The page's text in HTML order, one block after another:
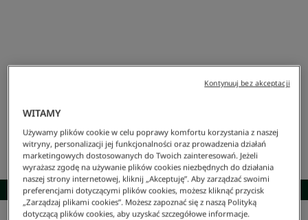
SKOMPLETUJ STYLIZACJĘ
WITAMY
Używamy plików cookie w celu poprawy komfortu korzystania z naszej
witryny, personalizacji jej funkcjonalności oraz prowadzenia działań
marketingowych dostosowanych do Twoich zainteresowań. Jeżeli
wyrażasz zgodę na używanie plików cookies niezbędnych do działania
naszej strony internetowej, kliknij „Akceptuję”. Aby zarządzać swoimi
preferencjami dotyczącymi plików cookies, możesz kliknąć przycisk
„Zarządzaj plikami cookies”. Możesz zapoznać się z naszą Polityką
dotyczącą plików cookies, aby uzyskać szczegółowe informacje.
Kontynuuj bez akceptacji